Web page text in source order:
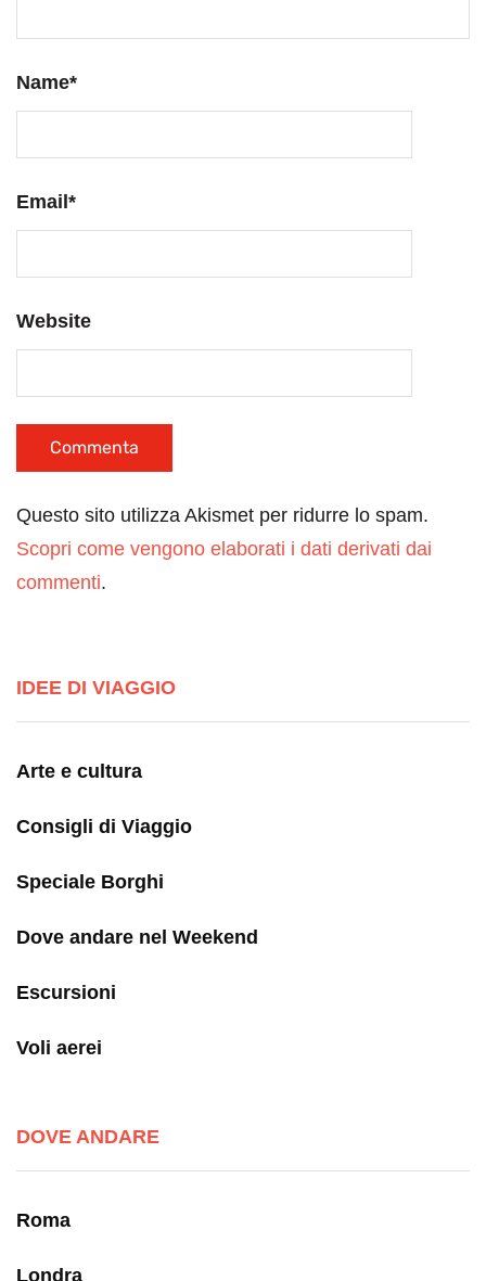
Name*
Email*
Website
Questo sito utilizza Akismet per ridurre lo spam.
Scopri come vengono elaborati i dati derivati dai
commenti.
IDEE DI VIAGGIO
Arte e cultura
Consigli di Viaggio
Speciale Borghi
Dove andare nel Weekend
Escursioni
Voli aerei
DOVE ANDARE
Roma
Londra